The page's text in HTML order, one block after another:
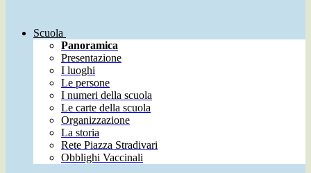
Scuola
Panoramica
Presentazione
I luoghi
Le persone
I numeri della scuola
Le carte della scuola
Organizzazione
La storia
Rete Piazza Stradivari
Obblighi Vaccinali